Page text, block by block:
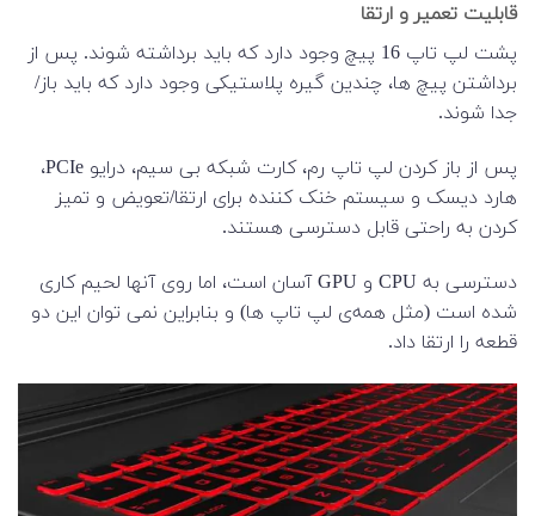
قابلیت تعمیر و ارتقا
پشت لپ تاپ 16 پیچ وجود دارد که باید برداشته شوند. پس از
برداشتن پیچ ها، چندین گیره پلاستیکی وجود دارد که باید باز/
جدا شوند.
پس از باز کردن لپ تاپ رم، کارت شبکه بی سیم، درایو PCIe،
هارد دیسک و سیستم خنک کننده برای ارتقا/تعویض و تمیز
کردن به راحتی قابل دسترسی هستند.
دسترسی به CPU و GPU آسان است، اما روی آنها لحیم کاری
شده است (مثل همه‌ی لپ تاپ ها) و بنابراین نمی توان این دو
قطعه را ارتقا داد.